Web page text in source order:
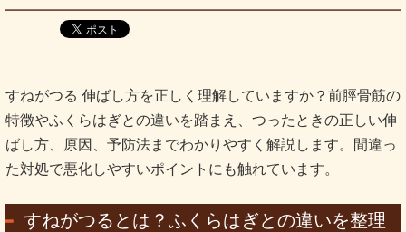
すねがつる 伸ばし方を正しく理解していますか？前脛骨筋の
特徴やふくらはぎとの違いを踏まえ、つったときの正しい伸
ばし方、原因、予防法までわかりやすく解説します。間違っ
た対処で悪化しやすいポイントにも触れています。
すねがつるとは？ふくらはぎとの違いを整理